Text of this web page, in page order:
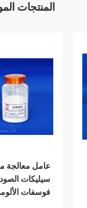
المنتجات
عامل معالجة
سيليكات
فوسفات